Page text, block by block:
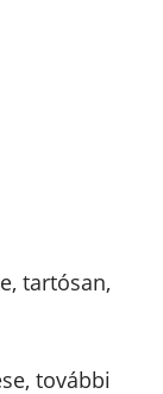
tartósan,
további